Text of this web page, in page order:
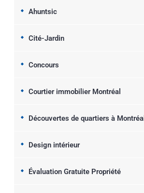
Ahuntsic
Cité-Jardin
Concours
Courtier immobilier Montréal
Découvertes de quartiers à Montréal
Design intérieur
Évaluation Gratuite Propriété